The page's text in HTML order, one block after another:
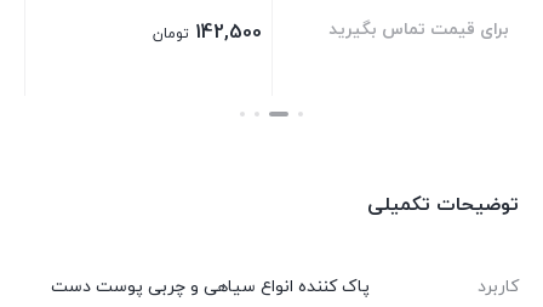
برای قیمت تماس بگیرید 142,500 تومان
بستن
توضیحات تکمیلی
کاربرد پاک کننده انواع سیاهی و چربی پوست دست